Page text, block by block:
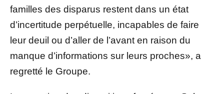
familles des disparus restent dans un état
d’incertitude perpétuelle, incapables de faire
leur deuil ou d’aller de l’avant en raison du
manque d’informations sur leurs proches», a
regretté le Groupe.